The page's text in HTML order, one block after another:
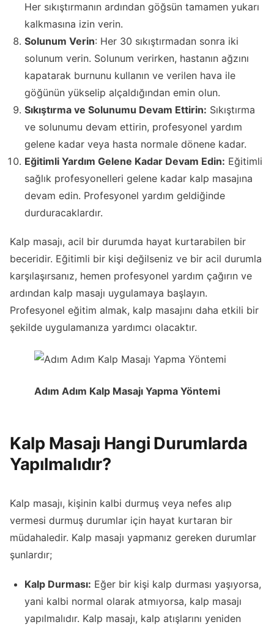
Her sıkıştırmanın ardından göğsün tamamen yukarı
kalkmasına izin verin.
Solunum Verin: Her 30 sıkıştırmadan sonra iki
solunum verin. Solunum verirken, hastanın ağzını
kapatarak burnunu kullanın ve verilen hava ile
göğünün yükselip alçaldığından emin olun.
Sıkıştırma ve Solunumu Devam Ettirin: Sıkıştırma
ve solunumu devam ettirin, profesyonel yardım
gelene kadar veya hasta normale dönene kadar.
Eğitimli Yardım Gelene Kadar Devam Edin: Eğitimli
sağlık profesyonelleri gelene kadar kalp masajına
devam edin. Profesyonel yardım geldiğinde
durduracaklardır.
Kalp masajı, acil bir durumda hayat kurtarabilen bir
beceridir. Eğitimli bir kişi değilseniz ve bir acil durumla
karşılaşırsanız, hemen profesyonel yardım çağırın ve
ardından kalp masajı uygulamaya başlayın.
Profesyonel eğitim almak, kalp masajını daha etkili bir
şekilde uygulamanıza yardımcı olacaktır.
Adım Adım Kalp Masajı Yapma Yöntemi
Kalp Masajı Hangi Durumlarda
Yapılmalıdır?
Kalp masajı, kişinin kalbi durmuş veya nefes alıp
vermesi durmuş durumlar için hayat kurtaran bir
müdahaledir. Kalp masajı yapmanız gereken durumlar
şunlardır;
Kalp Durması: Eğer bir kişi kalp durması yaşıyorsa,
yani kalbi normal olarak atmıyorsa, kalp masajı
yapılmalıdır. Kalp masajı, kalp atışlarını yeniden